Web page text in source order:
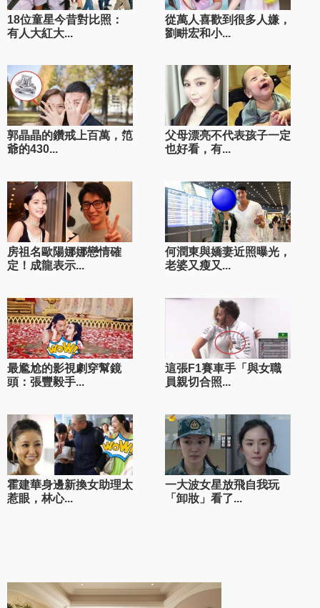
18位童星今昔對比照：
有人大紅大...
從萬人喜歡到很多人嫌，
劉畊宏和小...
郭晶晶的鑽戒上百萬，笵
爺的430...
父母漂亮不代表孩子一定
也好看，有...
房祖名歐陽娜娜戀情確
定！成龍表示...
何潤東與嬌妻近照曝光，
老婆又瘦又...
最尷尬的影視劇穿幫鏡
頭：張豐毅手...
這張F1賽車手「與女職
員親切合照...
霍建華身邊新換女助理太
惹眼，林心...
一大波女星放飛自我玩
「卸妝」看了...